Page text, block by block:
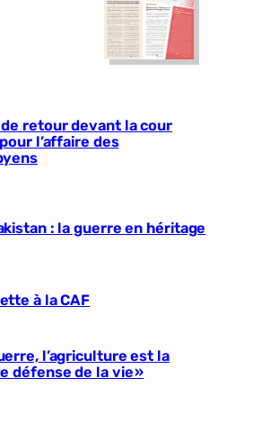
retour devant la cour
l’affaire des
: la guerre en héritage
à la CAF
l’agriculture est la
défense de la vie »